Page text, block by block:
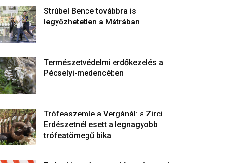
Strúbel Bence továbbra is
legyőzhetetlen a Mátrában
Természetvédelmi erdőkezelés a
Pécselyi-medencében
Trófeaszemle a Vergánál: a Zirci
Erdészetnél esett a legnagyobb
trófeatömegű bika